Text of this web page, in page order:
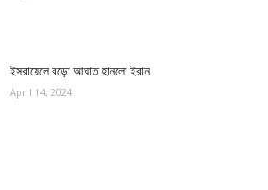
ইসরায়েলে বড়ো আঘাত হানলো ইরান
April 14, 2024